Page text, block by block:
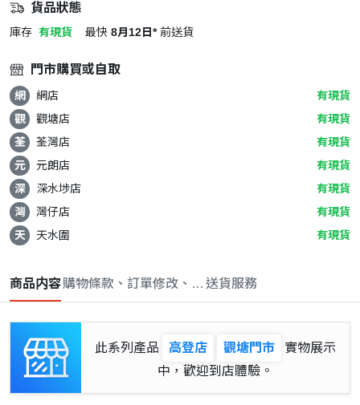
貨品狀態
庫存 有現貨 最快 8月12日* 前送貨
門市購買或自取
網 網店
有現貨
觀
觀塘店
有現貨
荃
荃灣店
有現貨
元
元朗店
有現貨
深
深水埗店
有現貨
灣
灣仔店
有現貨
天
天水圍 有現貨
商品内容購物條款、訂單修改、取消與退款政策
送貨服務
此系列產品 高登店 觀塘門市
實物展示
中，歡迎到店體驗。